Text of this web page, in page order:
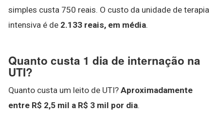
simples custa 750 reais. O custo da unidade de terapia
intensiva é de 2.133 reais, em média.
Quanto custa 1 dia de internação na
UTI?
Quanto custa um leito de UTI? Aproximadamente
entre R$ 2,5 mil a R$ 3 mil por dia.